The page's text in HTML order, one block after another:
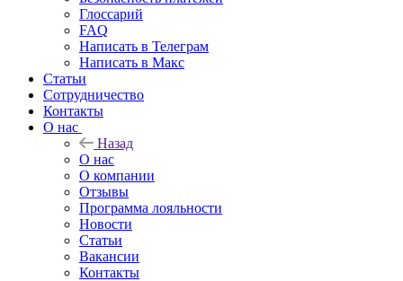
Глоссарий
FAQ
Написать в Телеграм
Написать в Макс
Статьи
Сотрудничество
Контакты
О нас
Назад
О нас
О компании
Отзывы
Программа лояльности
Новости
Статьи
Вакансии
Контакты